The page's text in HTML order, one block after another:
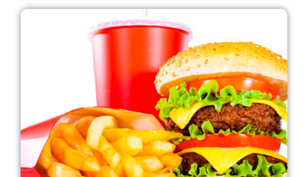
Лубны
Лука-Мелешковская
Миргород
Авангард
Нетешин
Нежин